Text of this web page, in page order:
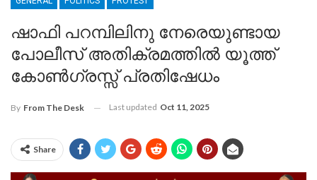
ഷാഫി പറമ്പിലിനു നേരെയുണ്ടായ
പോലീസ് അതിക്രമത്തിൽ യൂത്ത്
കോൺഗ്രസ്സ് പ്രതിഷേധം
By From The Desk Last updated Oct 11, 2025
Share